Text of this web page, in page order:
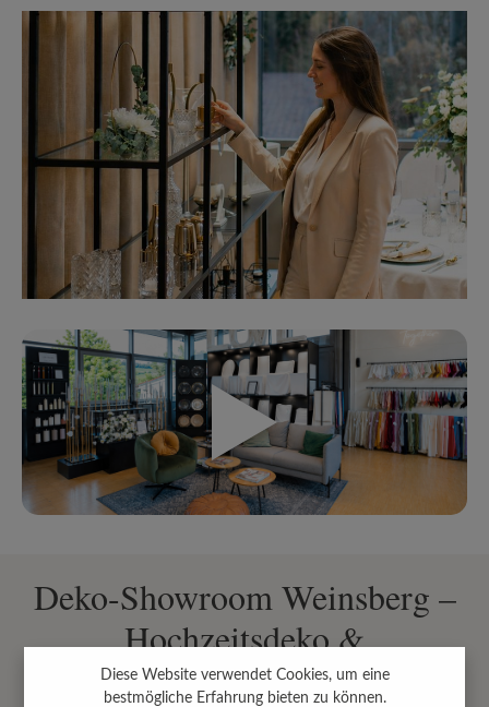
Deko-Showroom Weinsberg –
Hochzeitsdeko &
Eventdekoration live erleben
Diese Website verwendet Cookies, um eine
bestmögliche Erfahrung bieten zu können.